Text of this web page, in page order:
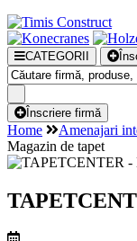
CATEGORII
Înscriere firmă
Home Amenajari
Magazin de tapet